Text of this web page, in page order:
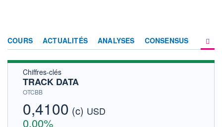
COURS ACTUALITÉS ANALYSES CONSENSUS
Chiffres-clés
TRACK DATA
OTCBB
0,4100 (c) USD
0,00%